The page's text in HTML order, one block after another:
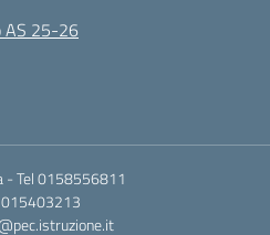
AS 25-26
- Tel 0158556811
015403213